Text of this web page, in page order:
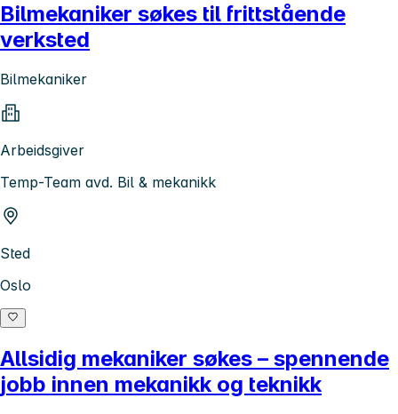
Bilmekaniker søkes til frittstående
verksted
Bilmekaniker
Arbeidsgiver
Temp-Team avd. Bil & mekanikk
Sted
Oslo
Allsidig mekaniker søkes – spennende
jobb innen mekanikk og teknikk